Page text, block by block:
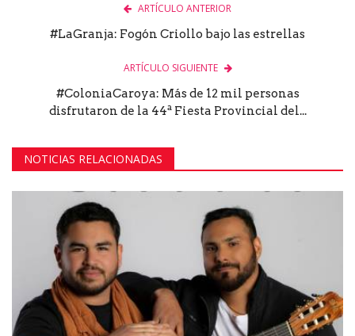
ARTÍCULO ANTERIOR
#LaGranja: Fogón Criollo bajo las estrellas
ARTÍCULO SIGUIENTE
#ColoniaCaroya: Más de 12 mil personas
disfrutaron de la 44ª Fiesta Provincial del...
NOTICIAS RELACIONADAS